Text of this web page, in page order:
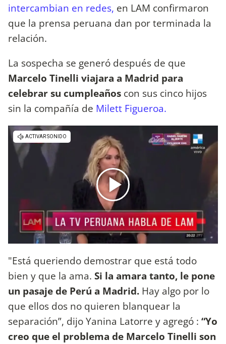
intercambian en redes, en LAM confirmaron
que la prensa peruana dan por terminada la
relación.
La sospecha se generó después de que
Marcelo Tinelli viajara a Madrid para
celebrar su cumpleaños con sus cinco hijos
sin la compañía de Milett Figueroa.
"Está queriendo demostrar que está todo
bien y que la ama. Si la amara tanto, le pone
un pasaje de Perú a Madrid. Hay algo por lo
que ellos dos no quieren blanquear la
separación”, dijo Yanina Latorre y agregó : “Yo
creo que el problema de Marcelo Tinelli son